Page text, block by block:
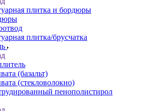
плитка и бордюры
плитка/брусчатка
(базальт)
(стекловолокно)
пенополистирол